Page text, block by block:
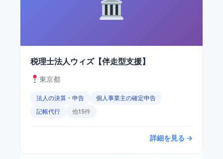
税理士法人ウィズ【伴走型支援】
東京都
法人の決算・申告
個人事業主の確定申告
記帳代行
他15件
詳細を見る →